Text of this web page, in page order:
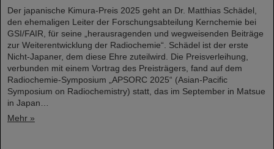
Der japanische Kimura-Preis 2025 geht an Dr. Matthias Schädel,
den ehemaligen Leiter der Forschungsabteilung Kernchemie bei
GSI/FAIR, für seine „herausragenden und wegweisenden Beiträge
zur Weiterentwicklung der Radiochemie“. Schädel ist der erste
Nicht-Japaner, dem diese Ehre zuteilwird. Die Preisverleihung,
verbunden mit einem Vortrag des Preisträgers, fand auf dem
Radiochemie-Symposium „APSORC 2025“ (Asian-Pacific
Symposium on Radiochemistry) statt, das im September in Matsue
in Japan…
Mehr »